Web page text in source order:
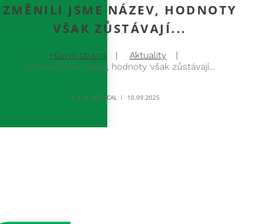
ZMĚNILI JSME NÁZEV, HODNOTY
VŠAK ZŮSTÁVAJÍ...
Hlavní strana
Aktuality
Změnili jsme název, hodnoty však zůstávají...
S. A. B. MEDICAL 10.09.2025